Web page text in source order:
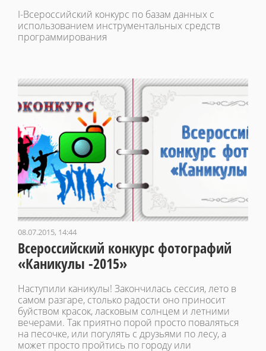
I-Всероссийский конкурс по базам данных с
использованием инструментальных средств
программирования
08.07.2015, 14:44
Всероссийский конкурс фотографий
«Каникулы -2015»
Наступили каникулы! Закончилась сессия, лето в
самом разгаре, столько радости оно приносит
буйством красок, ласковым солнцем и летними
вечерами. Так приятно порой просто поваляться
на песочке, или погулять с друзьями по лесу, а
может просто пройтись по городу или